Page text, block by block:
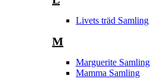
Livets träd Samling
M
Marguerite Samling
Mamma Samling